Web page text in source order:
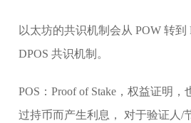
以太坊的共识机制会从 POW 转到
DPOS 共识机制。
POS：Proof of Stake，权益证明
过持币而产生利息， 对于验证人/